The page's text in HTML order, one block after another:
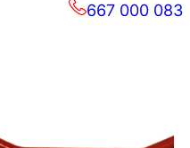
667 000 083